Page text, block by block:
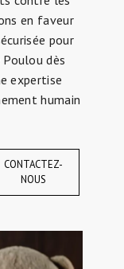
en faveur
pour
dès
expertise
humain
CONTACTEZ-
NOUS